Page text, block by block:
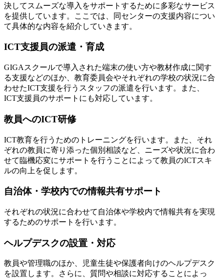
決してスムーズな導入をサポートするために多彩なサービス
を提供しています。ここでは、同センターの支援内容につい
て具体的な内容を紹介していきます。
ICT支援員の派遣・育成
GIGAスクールで導入された端末の使い方や教材作成に関す
る支援などのほか、教育委員会やそれぞれの学校の状況に合
わせたICT支援を行うスタッフの派遣を行います。また、
ICT支援員のサポートにも対応しています。
教員へのICT研修
ICT教育を行うためのトレーニングを行います。また、それ
ぞれの教員に寄り添った個別相談など、ニーズや状況に合わ
せて臨機応変にサポートを行うことによって教員のICTスキ
ルの向上を促します。
自治体・学校内での情報共有サポート
それぞれの状況に合わせて自治体や学校内で情報共有を実現
するためのサポートを行います。
ヘルプデスクの設置・対応
教員や管理職のほか、児童生徒や保護者向けのヘルプデスク
を設置します。さらに、質問や相談に対応することによっ